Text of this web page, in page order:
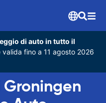
di auto in tutto il
fino a 11 agosto 2026